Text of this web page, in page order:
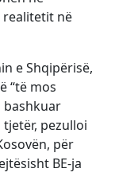
realitetit në
e Shqipërisë,
“të mos
bashkuar
tjetër, pezulloi
për
BE-ja